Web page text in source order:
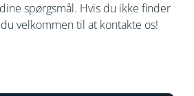
spørgsmål. Hvis du ikke finder
velkommen til at kontakte os!